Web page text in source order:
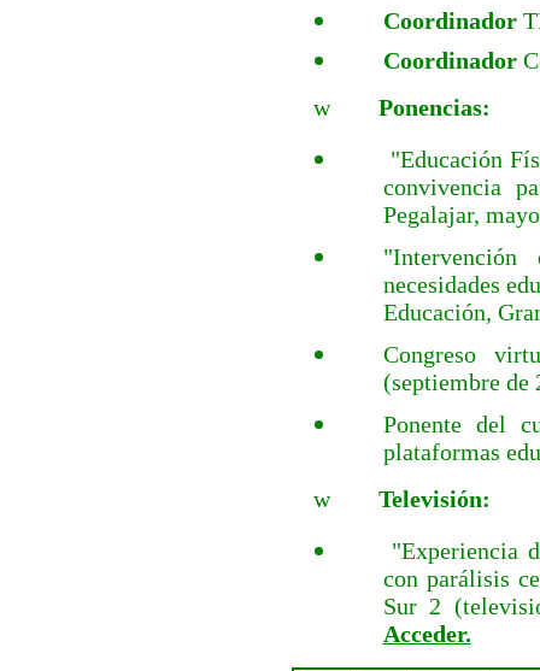
Coordinador
Coordinador
w
Ponencias:
"Educación
convivencia
Pegalajar,
"Intervención
necesidades
Educación,
Congreso
(septiembre de
Ponente del
plataformas
w
Televisión:
"Experiencia
con parálisis
Sur 2
Acceder.